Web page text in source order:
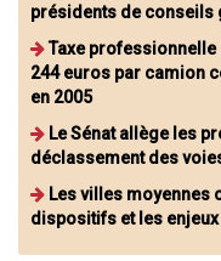
présidents de conseils
Taxe
244 euros par camion
en 2005
Le Sénat allège les
déclassement des
Les villes moyennes
dispositifs et les